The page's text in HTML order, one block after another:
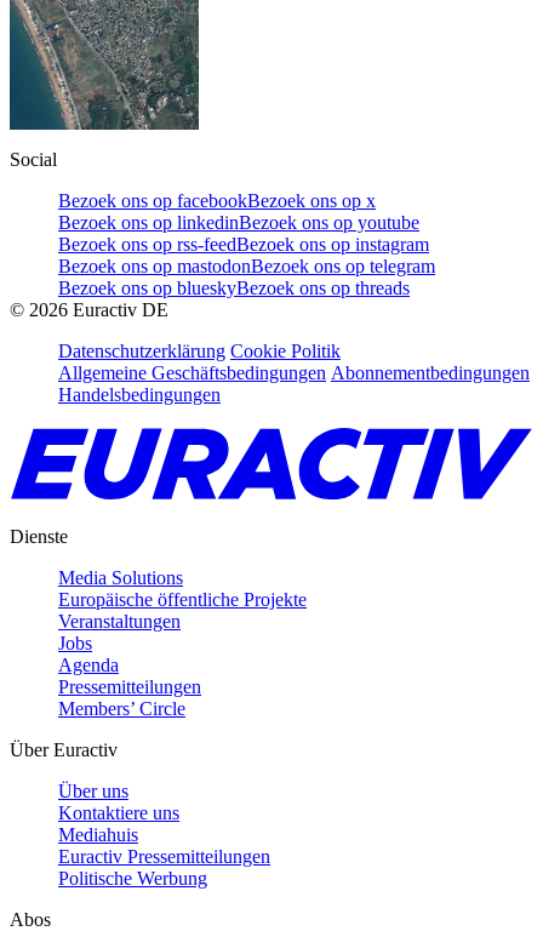
Social
Bezoek ons op facebookBezoek ons op x
Bezoek ons op linkedinBezoek ons op youtube
Bezoek ons op rss-feedBezoek ons op instagram
Bezoek ons op mastodonBezoek ons op telegram
Bezoek ons op blueskyBezoek ons op threads
© 2026 Euractiv DE
Datenschutzerklärung Cookie Politik
Allgemeine Geschäftsbedingungen Abonnementbedingungen
Handelsbedingungen
Dienste
Media Solutions
Europäische öffentliche Projekte
Veranstaltungen
Jobs
Agenda
Pressemitteilungen
Members’ Circle
Über Euractiv
Über uns
Kontaktiere uns
Mediahuis
Euractiv Pressemitteilungen
Politische Werbung
Abos